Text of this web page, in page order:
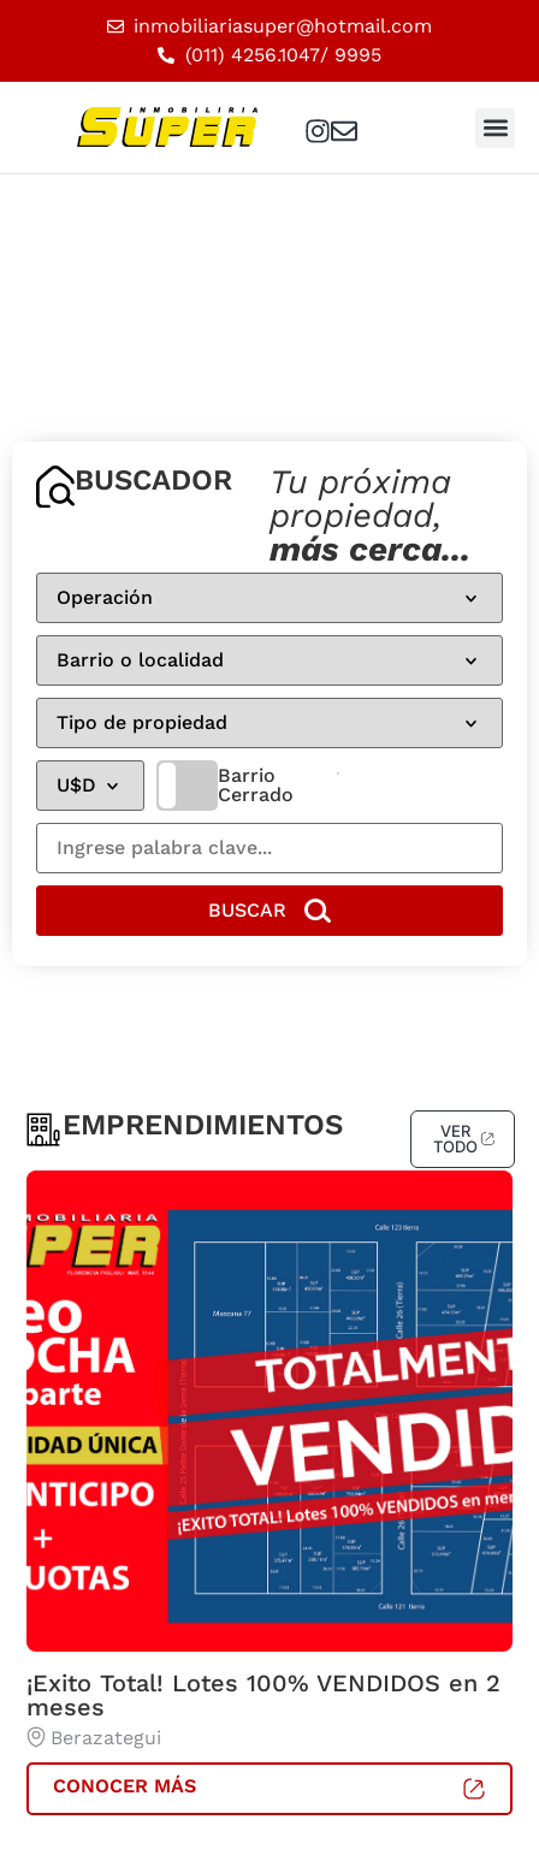
inmobiliariasuper@hotmail.com
(011) 4256.1047/ 9995
BUSCADOR
Tu próxima
propiedad,
más cerca...
Barrio
Cerrado
BUSCAR
EMPRENDIMIENTOS
VER
TODO
¡Exito Total! Lotes 100% VENDIDOS en 2
meses
Berazategui
CONOCER MÁS